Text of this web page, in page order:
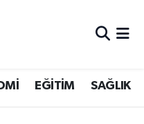
EĞİTİM SAĞLIK